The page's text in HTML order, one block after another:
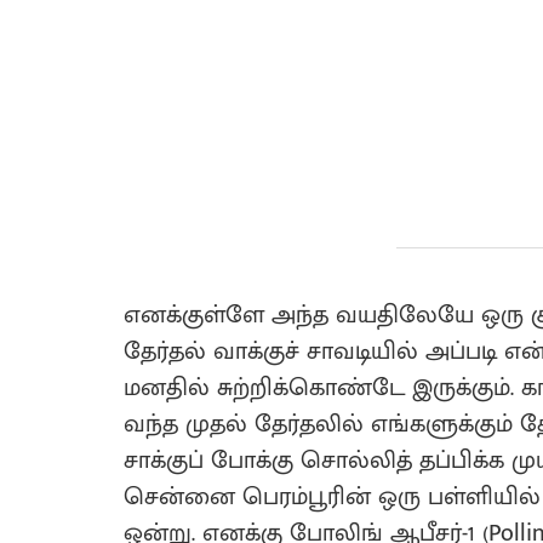
எனக்குள்ளே அந்த வயதிலேயே ஒரு
தேர்தல் வாக்குச் சாவடியில்
மனதில் சுற்றிக்கொண்டே இருக்கும்.
வந்த முதல் தேர்தலில்
சாக்குப் போக்கு சொல்லித் தப்பிக்க
சென்னை பெரம்பூரின் ஒரு பள்ளியில்
ஒன்று. எனக்கு போலிங் ஆபீசர்-1